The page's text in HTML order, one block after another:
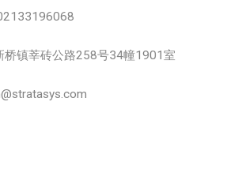
桥镇莘砖公路258号34幢1901室